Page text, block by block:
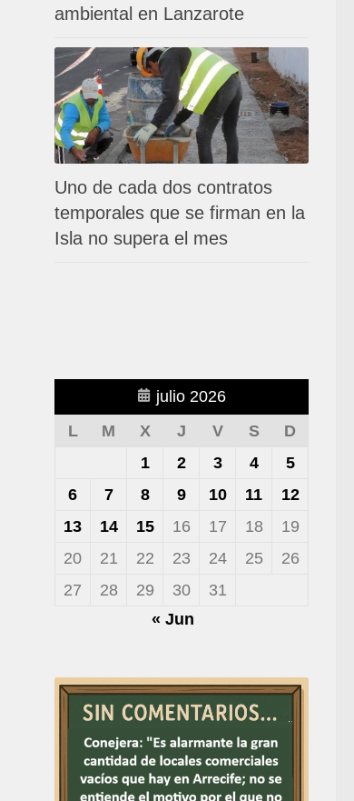
ambiental en Lanzarote
Uno de cada dos contratos
temporales que se firman en la
Isla no supera el mes
julio 2026
L
M X J V S
D
1
2 3 4
5
6
7 8 9 10 11
12
13
14 15 16 17 18
19
20
21 22 23 24 25
26
27
28 29 30
31
« Jun